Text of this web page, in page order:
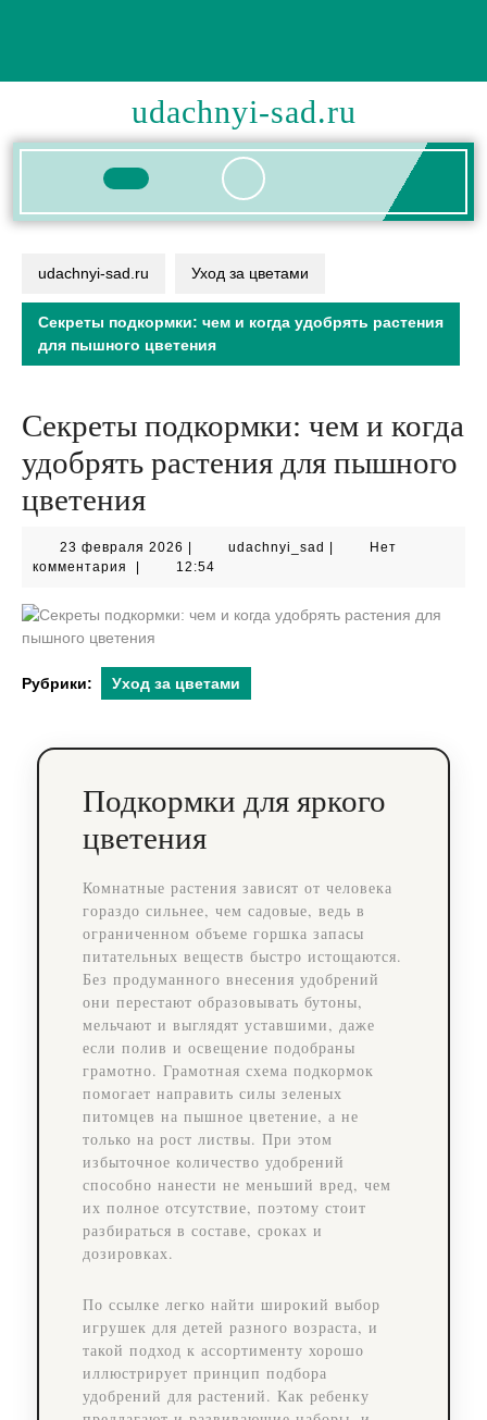
udachnyi-sad.ru
Кнопка
udachnyi-sad.ru Уход за цветами
Секреты подкормки: чем и когда удобрять растения
для пышного цветения
Секреты подкормки: чем и когда
удобрять растения для пышного
цветения
23 февраля 2026 23
февраля
udachnyi_sad udachnyi_sad
Нет
комментария
12:54
Рубрики: Уход за цветами
Подкормки для яркого
цветения
Комнатные растения зависят от человека
гораздо сильнее, чем садовые, ведь в
ограниченном объеме горшка запасы
питательных веществ быстро истощаются.
Без продуманного внесения удобрений
они перестают образовывать бутоны,
мельчают и выглядят уставшими, даже
если полив и освещение подобраны
грамотно. Грамотная схема подкормок
помогает направить силы зеленых
питомцев на пышное цветение, а не
только на рост листвы. При этом
избыточное количество удобрений
способно нанести не меньший вред, чем
их полное отсутствие, поэтому стоит
разбираться в составе, сроках и
дозировках.
По ссылке легко найти широкий выбор
игрушек для детей разного возраста, и
такой подход к ассортименту хорошо
иллюстрирует принцип подбора
удобрений для растений. Как ребенку